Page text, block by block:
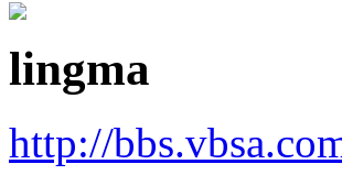
lingma
http://